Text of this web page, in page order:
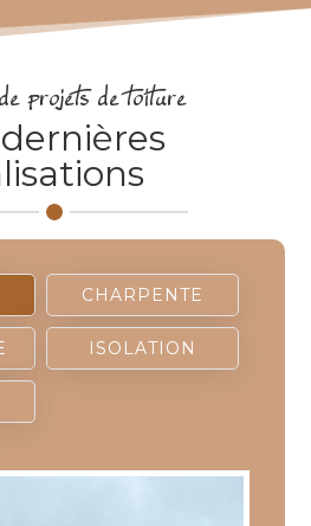
projets de toiture
CHARPENTE
ISOLATION